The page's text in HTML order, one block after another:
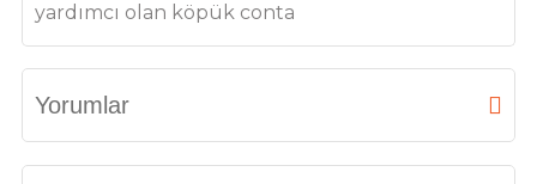
yardımcı olan köpük conta
Yorumlar